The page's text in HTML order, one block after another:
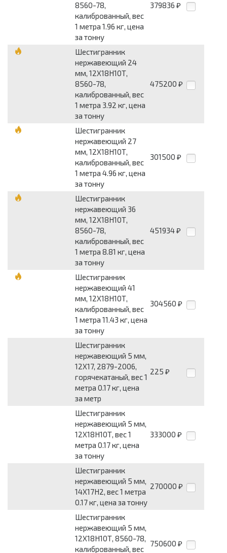
8560-78,
калиброванный, вес
1 метра 1.96 кг, цена
за тонну
379836 ₽
Шестигранник
нержавеющий 24
мм, 12Х18Н10Т,
8560-78,
калиброванный, вес
1 метра 3.92 кг, цена
за тонну
475200 ₽
Шестигранник
нержавеющий 27
мм, 12Х18Н10Т,
калиброванный, вес
1 метра 4.96 кг, цена
за тонну
301500 ₽
Шестигранник
нержавеющий 36
мм, 12Х18Н10Т,
8560-78,
калиброванный, вес
1 метра 8.81 кг, цена
за тонну
451934 ₽
Шестигранник
нержавеющий 41
мм, 12Х18Н10Т,
калиброванный, вес
1 метра 11.43 кг, цена
за тонну
304560 ₽
Шестигранник
нержавеющий 5 мм,
12Х17, 2879-2006,
горячекатаный, вес 1
метра 0.17 кг, цена
за метр
225 ₽
Шестигранник
нержавеющий 5 мм,
12Х18Н10Т, вес 1
метра 0.17 кг, цена
за тонну
333000 ₽
Шестигранник
нержавеющий 5 мм,
14Х17Н2, вес 1 метра
0.17 кг, цена за тонну
270000 ₽
Шестигранник
нержавеющий 5 мм,
12Х18Н10Т, 8560-78,
калиброванный, вес
750600 ₽